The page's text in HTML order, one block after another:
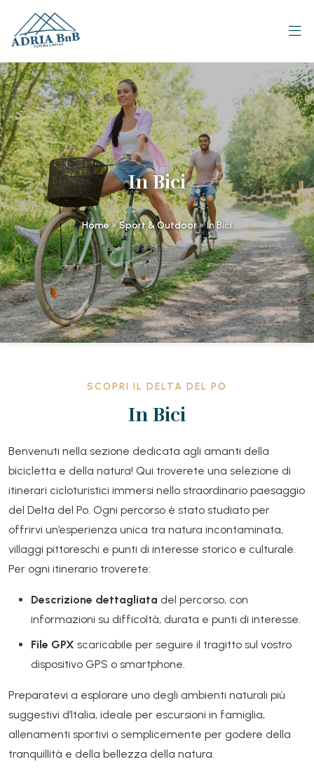
In Bici
Home»Sport & Outdoor»In Bici
SCOPRI IL DELTA DEL PO
In Bici
Benvenuti nella sezione dedicata agli amanti della
bicicletta e della natura! Qui troverete una selezione di
itinerari cicloturistici immersi nello straordinario paesaggio
del Delta del Po. Ogni percorso è stato studiato per
offrirvi un’esperienza unica tra natura incontaminata,
villaggi pittoreschi e punti di interesse storico e culturale.
Per ogni itinerario troverete:
Descrizione dettagliata del percorso, con
informazioni su difficoltà, durata e punti di interesse.
File GPX scaricabile per seguire il tragitto sul vostro
dispositivo GPS o smartphone.
Preparatevi a esplorare uno degli ambienti naturali più
suggestivi d’Italia, ideale per escursioni in famiglia,
allenamenti sportivi o semplicemente per godere della
tranquillità e della bellezza della natura.